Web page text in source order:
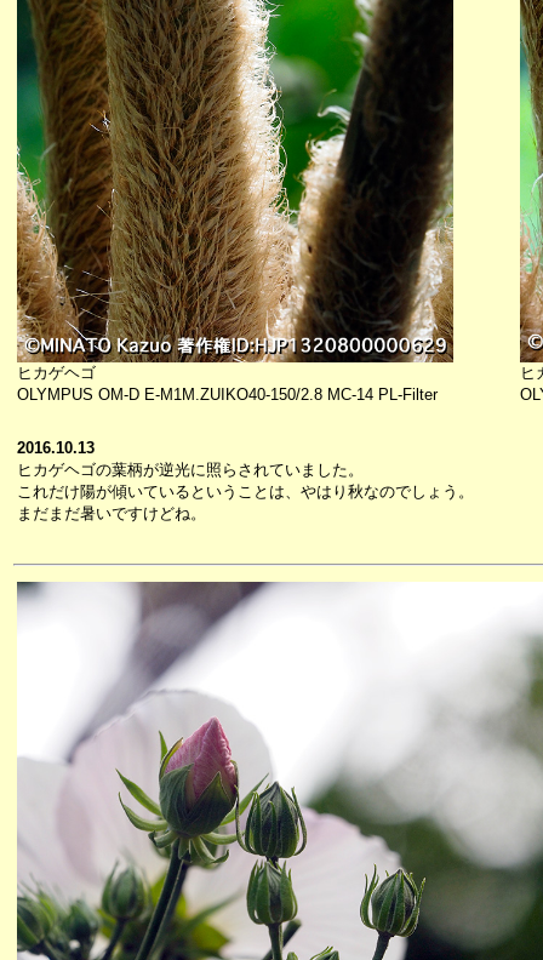
ヒカゲヘゴ
OLYMPUS OM-D E-M1M.ZUIKO40-150/2.8 MC-14 PL-Filter
ヒ
2016.10.13
ヒカゲヘゴの葉柄が逆光に照らされていました。
これだけ陽が傾いているということは、やはり秋なのでしょう。
まだまだ暑いですけどね。